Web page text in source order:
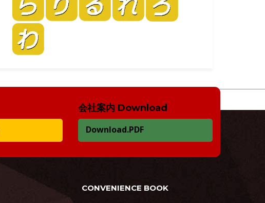
会社案内 Download
Download.PDF
CONVENIENCE BOOK